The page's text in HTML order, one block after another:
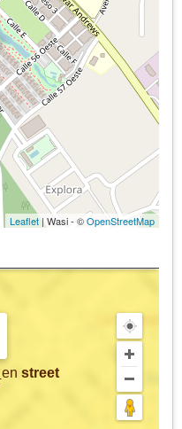
Leaflet | Wasi - ©OpenStreetMap
en street